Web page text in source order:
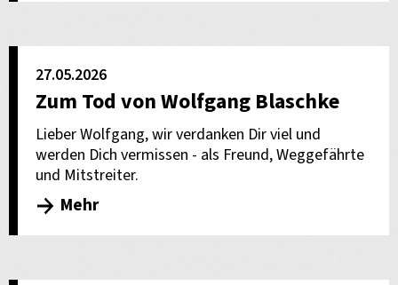
27.05.2026
Zum Tod von Wolfgang Blaschke
Lieber Wolfgang, wir verdanken Dir viel und
werden Dich vermissen - als Freund, Weggefährte
und Mitstreiter.
Mehr